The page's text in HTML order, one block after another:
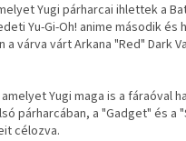
Yugi párharcai ihlettek a
Yu-Gi-Oh! anime második és
várva várt Arkana "Red" Dark
Yugi maga is a fáraóval
párharcában, a "Gadget" és a
célozva.